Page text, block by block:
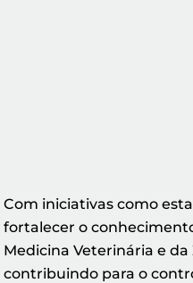
Com iniciativas como
fortalecer o
Medicina Veterinária e
contribuindo para o